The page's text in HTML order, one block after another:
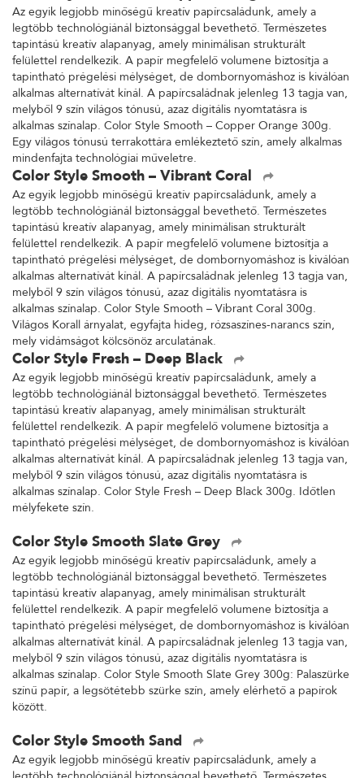
Az egyik legjobb minőségű kreatív papírcsaládunk, amely a
legtöbb technológiánál biztonsággal bevethető. Természetes
tapintású kreatív alapanyag, amely minimálisan strukturált
felülettel rendelkezik. A papír megfelelő volumene biztosítja a
tapintható prégelési mélységet, de dombornyomáshoz is kiválóan
alkalmas alternatívát kínál. A papírcsaládnak jelenleg 13 tagja van,
melyből 9 szín világos tónusú, azaz digitális nyomtatásra is
alkalmas színalap. Color Style Smooth – Copper Orange 300g.
Egy világos tónusú terrakottára emlékeztető szín, amely alkalmas
mindenfajta technológiai műveletre.
Color Style Smooth – Vibrant Coral
Az egyik legjobb minőségű kreatív papírcsaládunk, amely a
legtöbb technológiánál biztonsággal bevethető. Természetes
tapintású kreatív alapanyag, amely minimálisan strukturált
felülettel rendelkezik. A papír megfelelő volumene biztosítja a
tapintható prégelési mélységet, de dombornyomáshoz is kiválóan
alkalmas alternatívát kínál. A papírcsaládnak jelenleg 13 tagja van,
melyből 9 szín világos tónusú, azaz digitális nyomtatásra is
alkalmas színalap. Color Style Smooth – Vibrant Coral 300g.
Világos Korall árnyalat, egyfajta hideg, rózsaszínes-narancs szín,
mely vidámságot kölcsönöz arculatának.
Color Style Fresh – Deep Black
Az egyik legjobb minőségű kreatív papírcsaládunk, amely a
legtöbb technológiánál biztonsággal bevethető. Természetes
tapintású kreatív alapanyag, amely minimálisan strukturált
felülettel rendelkezik. A papír megfelelő volumene biztosítja a
tapintható prégelési mélységet, de dombornyomáshoz is kiválóan
alkalmas alternatívát kínál. A papírcsaládnak jelenleg 13 tagja van,
melyből 9 szín világos tónusú, azaz digitális nyomtatásra is
alkalmas színalap. Color Style Fresh – Deep Black 300g. Időtlen
mélyfekete szín.
Color Style Smooth Slate Grey
Az egyik legjobb minőségű kreatív papírcsaládunk, amely a
legtöbb technológiánál biztonsággal bevethető. Természetes
tapintású kreatív alapanyag, amely minimálisan strukturált
felülettel rendelkezik. A papír megfelelő volumene biztosítja a
tapintható prégelési mélységet, de dombornyomáshoz is kiválóan
alkalmas alternatívát kínál. A papírcsaládnak jelenleg 13 tagja van,
melyből 9 szín világos tónusú, azaz digitális nyomtatásra is
alkalmas színalap. Color Style Smooth Slate Grey 300g: Palaszürke
színű papír, a legsötétebb szürke szín, amely elérhető a papírok
között.
Color Style Smooth Sand
Az egyik legjobb minőségű kreatív papírcsaládunk, amely a